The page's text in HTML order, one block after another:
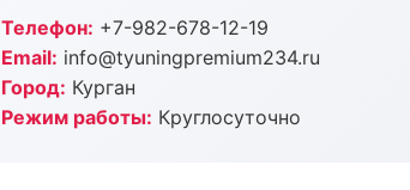
Телефон: +7-982-678-12-19
Email: info@tyuningpremium234.ru
Город: Курган
Режим работы: Круглосуточно